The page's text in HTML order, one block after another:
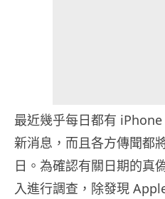
最近幾乎每日都有
新消息，而且各方傳聞都
日。為確認有關日期的真
入進行調查，除發現